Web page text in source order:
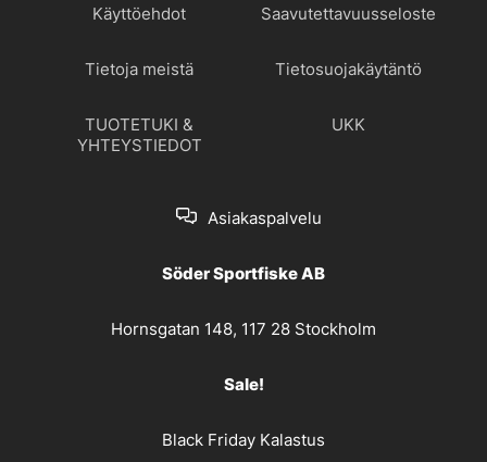
Käyttöehdot Saavutettavuusseloste
Tietoja meistä Tietosuojakäytäntö
TUOTETUKI &
YHTEYSTIEDOT
UKK
Asiakaspalvelu
Söder Sportfiske AB
Hornsgatan 148, 117 28 Stockholm
Sale!
Black Friday Kalastus